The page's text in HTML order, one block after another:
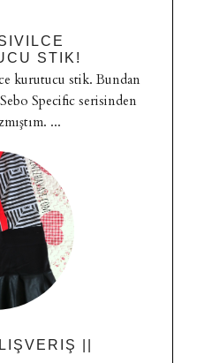
STIK!
kurutucu stik. Bundan
Specific serisinden
...
||